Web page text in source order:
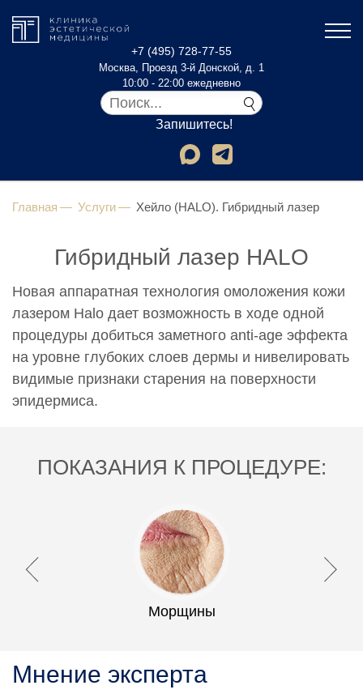
+7 (495) 728-77-55
Москва, Проезд 3-й Донской, д. 1
10:00 - 22:00 ежедневно
Запишитесь!
Главная Услуги Хейло (HALO). Гибридный лазер
Гибридный лазер HALO
Новая аппаратная технология омоложения кожи
лазером Halo дает возможность в ходе одной
процедуры добиться заметного anti-age эффекта
на уровне глубоких слоев дермы и нивелировать
видимые признаки старения на поверхности
эпидермиса.
ПОКАЗАНИЯ К ПРОЦЕДУРЕ:
Морщины
Мнение эксперта